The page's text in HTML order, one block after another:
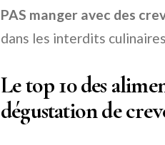
PAS manger avec des
dans les interdits
Le top 10 des
dégustation de